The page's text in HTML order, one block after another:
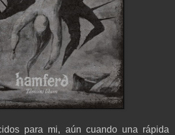
para mi, aún cuando una rápida